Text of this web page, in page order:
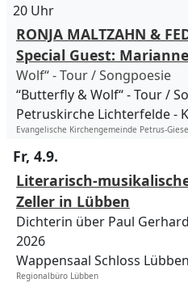
20 Uhr
RONJA MALTZAHN &
Special Guest:
Wolf“ - Tour / Songpoesie
“Butterfly & Wolf“ - Tour /
Petruskirche Lichterfelde
Evangelische Kirchengemeinde Petrus-
Fr, 4.9.
Literarisch-
Zeller in Lübben
Dichterin über Paul
2026
Wappensaal Schloss Lübben
Regionalbüro Lübben